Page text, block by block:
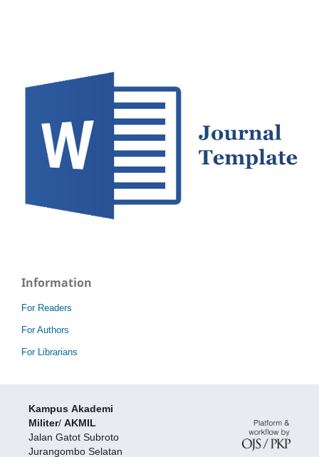
Information
For Readers
For Authors
For Librarians
Kampus Akademi
Militer/ AKMIL
Jalan Gatot Subroto
Jurangombo Selatan